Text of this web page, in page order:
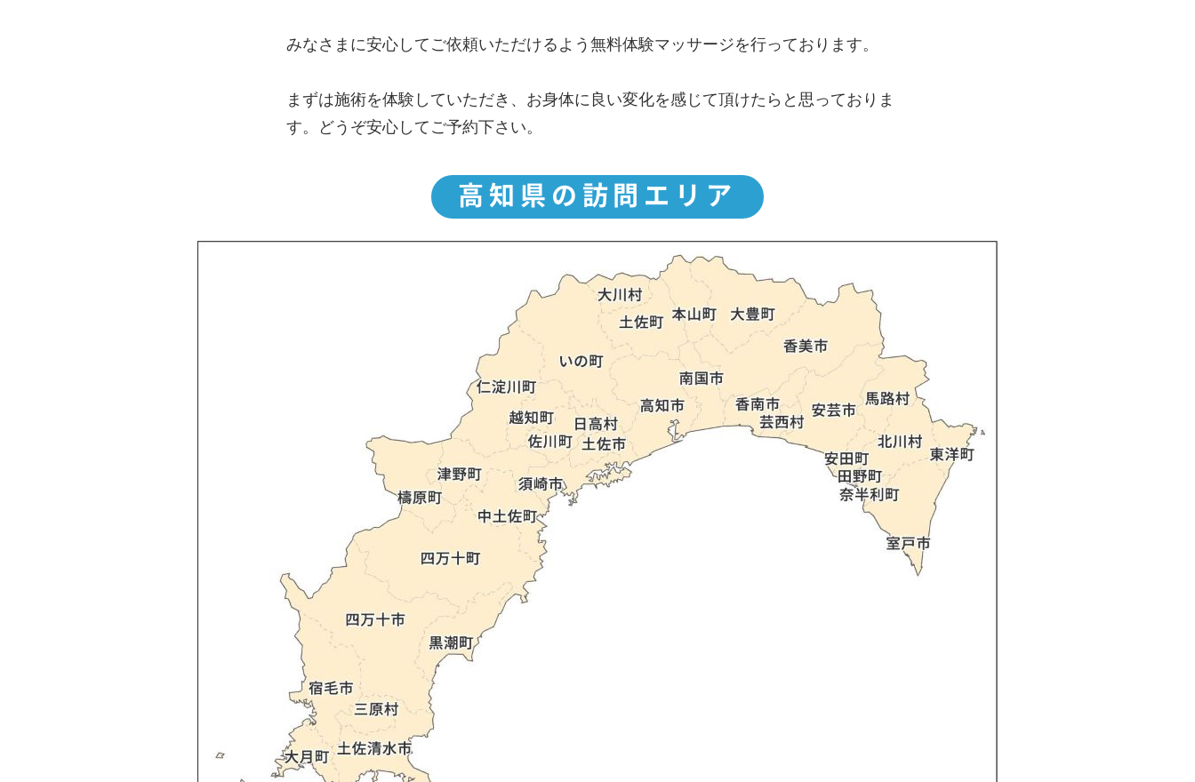
みなさまに安心してご依頼いただけるよう無料体験マッサージを行っております。
まずは施術を体験していただき、お身体に良い変化を感じて頂けたらと思っておりま
す。どうぞ安心してご予約下さい。
高知県の訪問エリア